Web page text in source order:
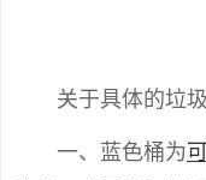
关于具体的垃圾
一、蓝色桶为